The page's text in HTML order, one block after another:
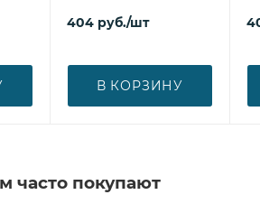
404 руб./шт
В КОРЗИНУ
часто покупают